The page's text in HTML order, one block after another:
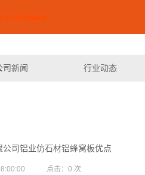
司新闻 行业动态
司铝业仿石材铝蜂窝板优点
08:00:00 点击： 0 次